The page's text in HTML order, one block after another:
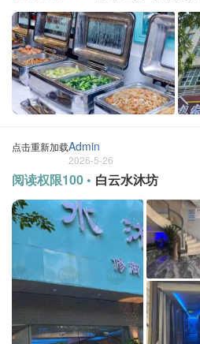
点击重新加载Admin
2026-5-26
阅读权限100 • 白云水沐坊